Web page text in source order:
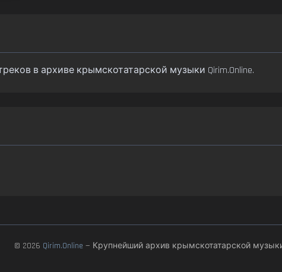
в архиве крымскотатарской музыки Qirim.Online.
© 2026 Qirim.Online — Крупнейший архив крымскотатарской